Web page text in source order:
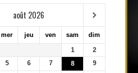
août 2026
mer jeu ven sam dim
1
2
5 6 7 8
9